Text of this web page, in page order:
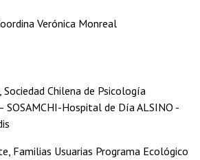
Verónica Monreal
Sociedad Chilena de Psicología
SOSAMCHI-Hospital de Día ALSINO -
Familias Usuarias Programa Ecológico